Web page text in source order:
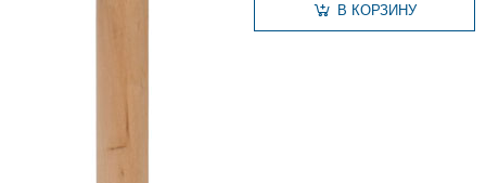
В КОРЗИНУ